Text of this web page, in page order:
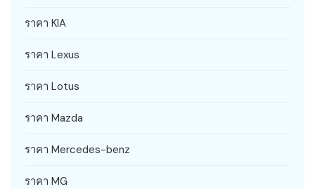
ราคา KIA
ราคา Lexus
ราคา Lotus
ราคา Mazda
ราคา Mercedes-benz
ราคา MG